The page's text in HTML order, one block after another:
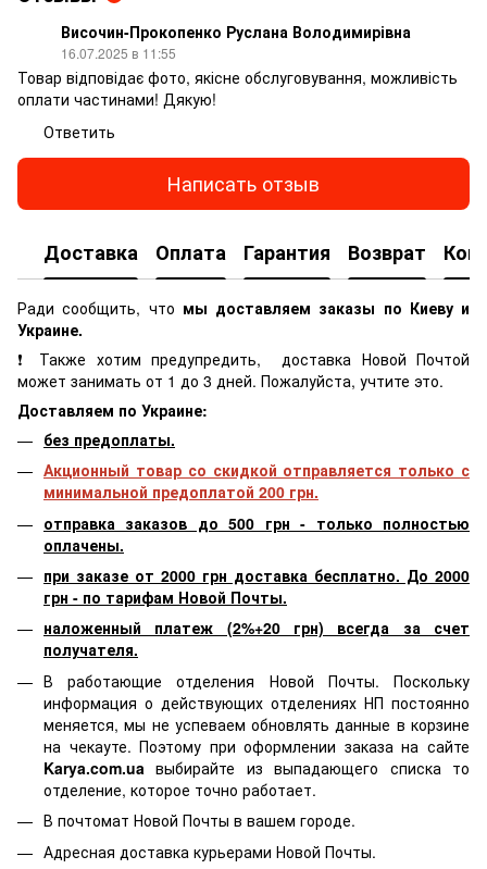
Височин-Прокопенко Руслана Володимирівна
16.07.2025 в 11:55
Товар відповідає фото, якісне обслуговування, можливість
оплати частинами! Дякую!
Ответить
Написать отзыв
Доставка Оплата Гарантия Возврат
Ради сообщить, что мы доставляем заказы по Киеву и
Украине.
❗ Также хотим предупредить, доставка Новой Почтой
может занимать от 1 до 3 дней. Пожалуйста, учтите это.
Доставляем по Украине:
без предоплаты.
Акционный товар со скидкой отправляется только с
минимальной предоплатой 200 грн.
отправка заказов до 500 грн - только полностью
оплачены.
при заказе от 2000 грн доставка бесплатно. До 2000
грн - по тарифам Новой Почты.
наложенный платеж (2%+20 грн) всегда за счет
получателя.
В работающие отделения Новой Почты. Поскольку
информация о действующих отделениях НП постоянно
меняется, мы не успеваем обновлять данные в корзине
на чекауте. Поэтому при оформлении заказа на сайте
Karya.com.ua выбирайте из выпадающего списка то
отделение, которое точно работает.
В почтомат Новой Почты в вашем городе.
Адресная доставка курьерами Новой Почты.